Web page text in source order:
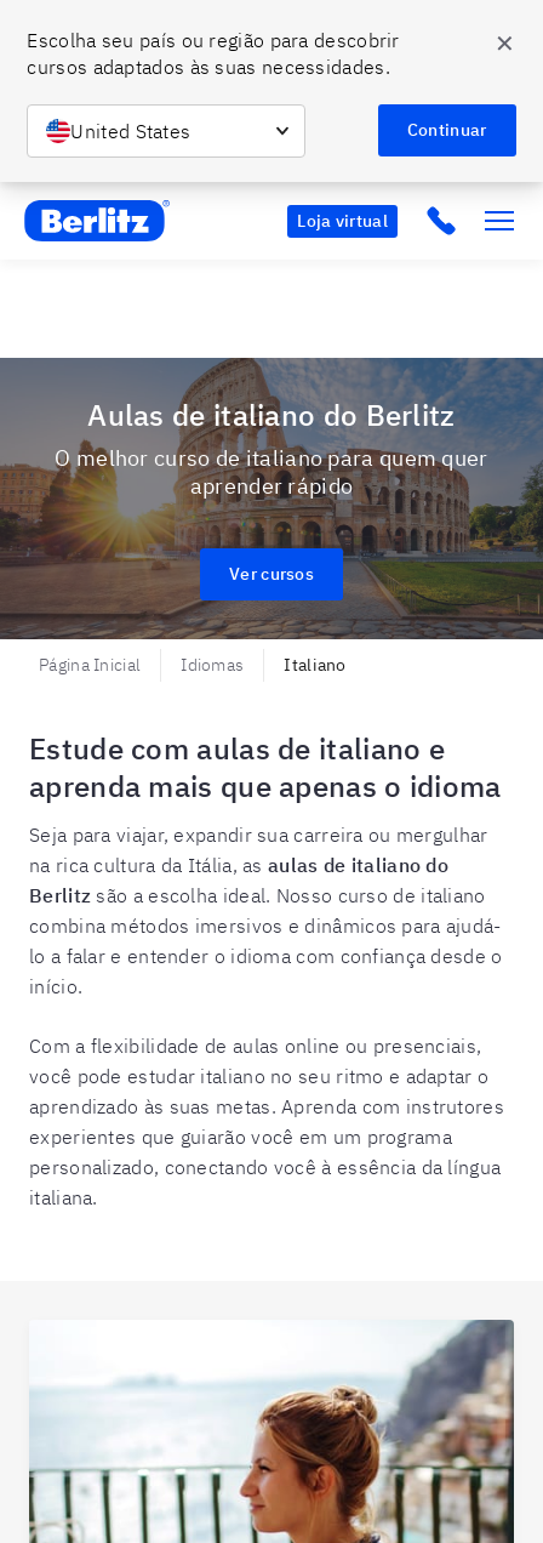
O momento de falar um novo idioma é agora. Ainda dá
tempo de se tornar bilíngue com o Berlitz.
contato conosco e confira nossas condições especiais.
Saiba mais
Escolha seu país ou região para descobrir
cursos adaptados às suas necessidades.
United States Continuar
✕
Berlitz BR Loja virtual Click to
Aulas de italiano do Berlitz
O melhor curso de italiano para quem quer
aprender rápido
Ver cursos
Página Inicial Idiomas Italiano
Estude com aulas de italiano e
aprenda mais que apenas o idioma
Seja para viajar, expandir sua carreira ou mergulhar
na rica cultura da Itália, asaulas de italiano do
Berlitz são a escolha ideal. Nosso curso de italiano
combina métodos imersivos e dinâmicos para ajudá-
lo a falar e entender o idioma com confiança desde o
início.
Com a flexibilidade de aulas online ou presenciais,
você pode estudar italiano no seu ritmo e adaptar o
aprendizado às suas metas. Aprenda com instrutores
experientes que guiarão você em um programa
personalizado, conectando você à essência da língua
italiana.